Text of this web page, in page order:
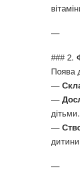
—
### 2.
Поява
—
—
дітьми.
—
—